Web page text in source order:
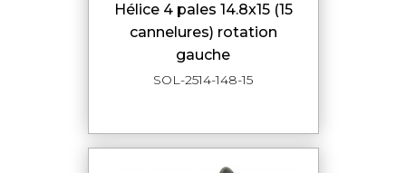
hélice 4 pales 14.8x15 (15
cannelures) rotation
gauche
SOL-2514-148-15